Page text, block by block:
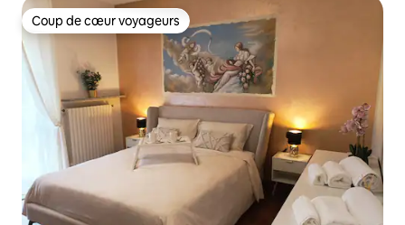
Coup de cœur voyageurs
Coup de cœur voyageurs